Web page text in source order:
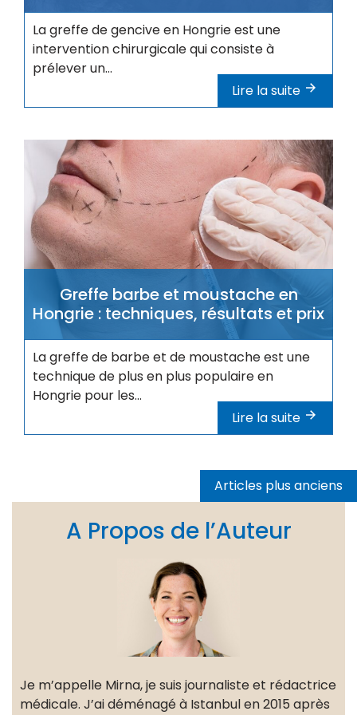
La greffe de gencive en Hongrie est une
intervention chirurgicale qui consiste à
prélever un...
Lire la suite
Greffe barbe et moustache en
Hongrie : techniques, résultats et prix
La greffe de barbe et de moustache est une
technique de plus en plus populaire en
Hongrie pour les...
Lire la suite
des
articles
Articles plus anciens
A Propos de l’Auteur
Je m’appelle Mirna, je suis journaliste et rédactrice
médicale. J’ai déménagé à Istanbul en 2015 après